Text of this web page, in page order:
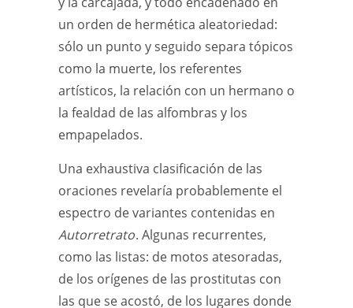
un orden de hermética aleatoriedad:
sólo un punto y seguido separa tópicos
como la muerte, los referentes
artísticos, la relación con un hermano o
la fealdad de las alfombras y los
empapelados.
Una exhaustiva clasificación de las
oraciones revelaría probablemente el
espectro de variantes contenidas en
Autorretrato. Algunas recurrentes,
como las listas: de motos atesoradas,
de los orígenes de las prostitutas con
las que se acostó, de los lugares donde